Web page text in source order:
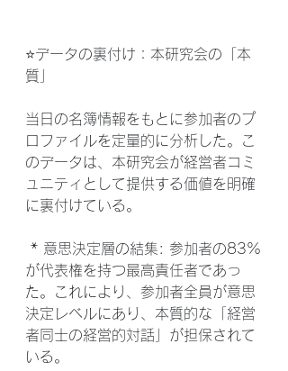
⭐データの裏付け：本研究会の「本
質」
当日の名簿情報をもとに参加者のプ
ロファイルを定量的に分析した。こ
のデータは、本研究会が経営者コミ
ュニティとして提供する価値を明確
に裏付けている。
が代表権を持つ最高責任者であっ
た。これにより、参加者全員が意思
決定レベルにあり、本質的な「経営
者同士の経営的対話」が担保されて
いる。